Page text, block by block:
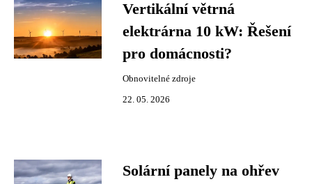
Vertikální větrná
elektrárna 10 kW: Řešení
pro domácnosti?
Obnovitelné zdroje
22. 05. 2026
Solární panely na ohřev